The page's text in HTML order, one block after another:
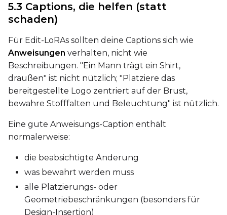
Width
Height
LoRA Scale
Prompt
5.3 Captions, die helfen (statt
schaden)
Für Edit-LoRAs sollten deine Captions sich wie
Anweisungen verhalten, nicht wie
Beschreibungen. "Ein Mann trägt ein Shirt,
draußen" ist nicht nützlich; "Platziere das
bereitgestellte Logo zentriert auf der Brust,
bewahre Stofffalten und Beleuchtung" ist nützlich.
Eine gute Anweisungs-Caption enthält
normalerweise:
die beabsichtigte Änderung
was bewahrt werden muss
alle Platzierungs- oder
Geometriebeschränkungen (besonders für
Design-Insertion)